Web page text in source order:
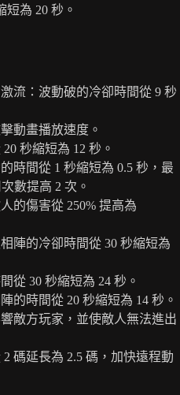
短為 20 秒。
流：波動破的冷卻時間從 9 秒
動畫播放速度。
秒縮短為 12 秒。
時間從 1 秒縮短為 0.5 秒，最
數提高 2 次。
的傷害從 250% 提高為
陣的冷卻時間從 30 秒縮短為
從 30 秒縮短為 24 秒。
的時間從 20 秒縮短為 14 秒。
敵方玩家，並使敵人無法進出
碼延長為 2.5 碼，加快遠程動